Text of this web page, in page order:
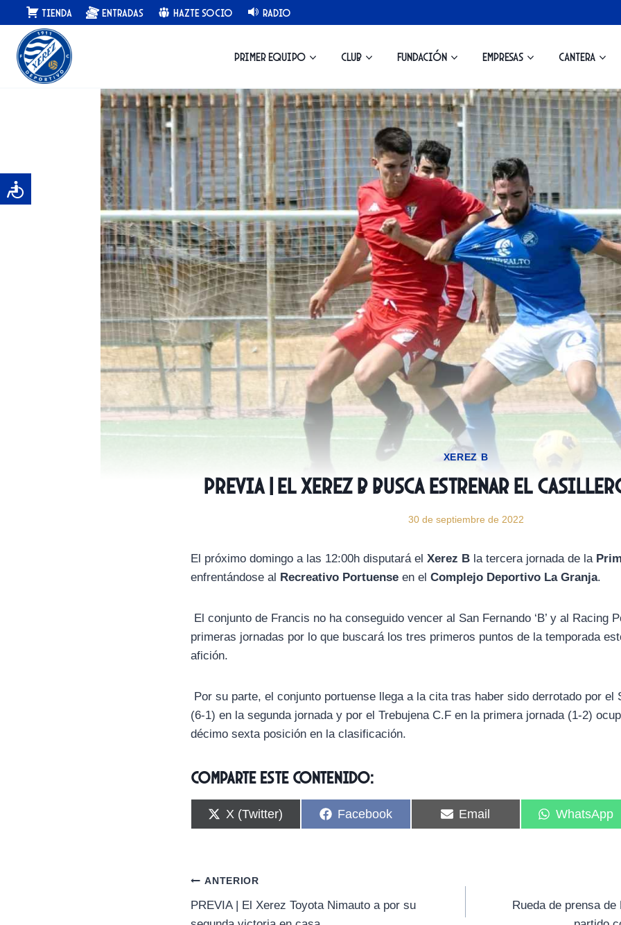
Saltar
al
contenido
Tienda Entradas Hazte Socio Radio
Primer equipo Club Fundación Empresas Cantera
XEREZ B
PREVIA | El Xerez B busca estrenar el
30 de septiembre de 2022
El próximo domingo a las 12:00h disputará el Xerez B la tercera jornada de la
enfrentándose al Recreativo Portuense en el Complejo Deportivo La Granja.
El conjunto de Francis no ha conseguido vencer al San Fernando ‘B’ y al Racing
primeras jornadas por lo que buscará los tres primeros puntos de la temporada
afición.
Por su parte, el conjunto portuense llega a la cita tras haber sido derrotado por el
(6-1) en la segunda jornada y por el Trebujena C.F en la primera jornada (1-2)
décimo sexta posición en la clasificación.
Comparte este contenido:
C
o
r
t
i
r
X (Twitter)
C
o
i
r
Facebook
C
o
Email
C
o
i
r
WhatsApp
Navegación
de
ANTERIOR
PREVIA | El Xerez Toyota Nimauto a por su
Rueda de prensa